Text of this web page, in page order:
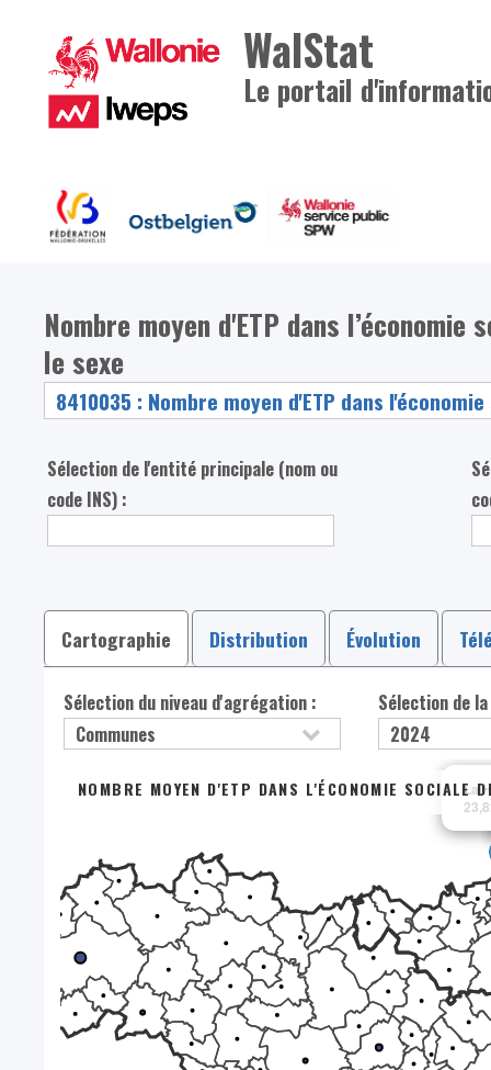
WalStat
Le portail
Nombre moyen d'ETP dans
le sexe
Sélection de l'entité principale (nom ou
code INS) :
Cartographie Distribution Évolution
Sélection du niveau d'agrégation : Sélection de
La
NOMBRE MOYEN D'ETP DANS L'ÉCONOMIE